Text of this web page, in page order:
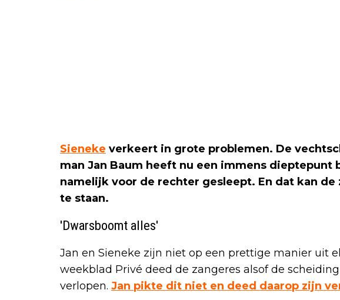
Sieneke verkeert in grote problemen. De
man Jan Baum heeft nu een immens dieptepunt
namelijk voor de rechter gesleept. En dat kan de
te staan.
'Dwarsboomt alles'
Jan en Sieneke zijn niet op een prettige manier uit
weekblad Privé deed de zangeres alsof de
verlopen. Jan pikte dit niet en deed daarop zijn